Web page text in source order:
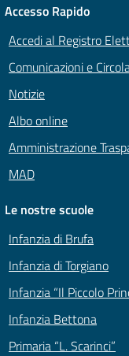
Accesso Rapido
Accedi al Registro
Comunicazioni e
Notizie
Albo online
Amministrazione
MAD
Le nostre scuole
Infanzia di Brufa
Infanzia di Torgiano
Infanzia “Il Piccolo
Infanzia Bettona
Primaria “L. Scarinci”